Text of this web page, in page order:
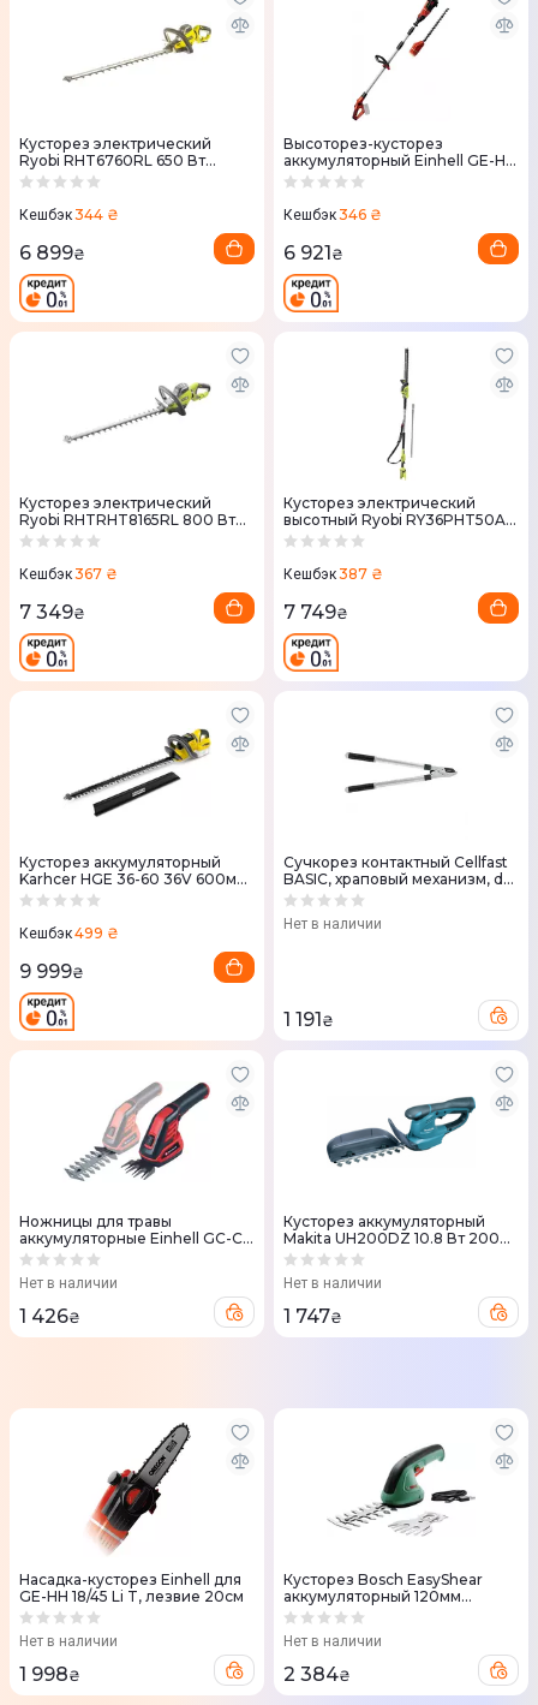
Кусторез электрический
Ryobi RHT6760RL 650 Вт
лезвие 60 см шаг реза 30 мм
Кешбэк344 ₴
6 899₴
Высоторез-кусторез
аккумуляторный Einhell GE-HC
18 LI T-Solo 18В PXC шина 20см
Кешбэк346 ₴
6 921₴
Кусторез электрический
Ryobi RHTRHT8165RL 800 Вт
лезвие 65 см
Кешбэк367 ₴
7 349₴
Кусторез электрический
высотный Ryobi RY36PHT50A-
0,36V, 500мм (5133005382)
Кешбэк387 ₴
7 749₴
Кусторез аккумуляторный
Karhcer HGE 36-60 36V 600мм
без АКБ и ЗУ (1.444-250.0)
Кешбэк499 ₴
9 999₴
Сучкорез контактный Cellfast
BASIC, храповый механизм, d
реза 45мм, 710мм
Нет в наличии
1 191₴
Ножницы для травы
аккумуляторные Einhell GC-CG
3,6/70 Li WT, 3.6V, АКБ 1х2Ач,
Нет в наличии
1 426₴
Кусторез аккумуляторный
Makita UH200DZ 10.8 Вт 200
мм SOLO (UH200DZ)
Нет в наличии
1 747₴
Насадка-кусторез Einhell для
GE-HH 18/45 Li T, лезвие 20см
Нет в наличии
1 998₴
Кусторез Bosch EasyShear
аккумуляторный 120мм
(0.600.833.303)
Нет в наличии
2 384₴